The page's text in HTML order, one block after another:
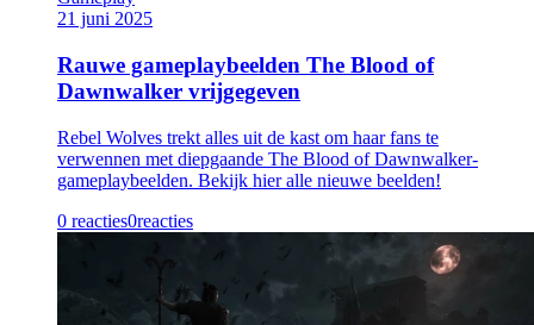
21 juni 2025
Rauwe gameplaybeelden The Blood of
Dawnwalker vrijgegeven
Rebel Wolves trekt alles uit de kast om haar fans te
verwennen met diepgaande The Blood of Dawnwalker-
gameplaybeelden. Bekijk hier alle nieuwe beelden!
0 reacties0reacties